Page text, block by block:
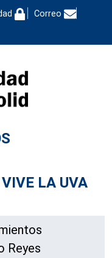
Correo
VIVE LA UVA
Reyes